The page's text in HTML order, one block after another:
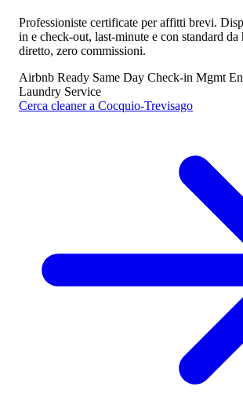
Professioniste certificate per affitti brevi.
in e check-out, last-minute e con standard
diretto, zero commissioni.
Airbnb Ready Same Day Check-in Mgmt
Laundry Service
Cerca cleaner a Cocquio-Trevisago